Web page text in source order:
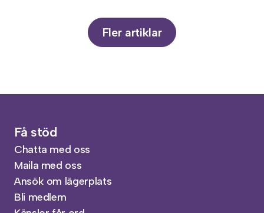
Fler artiklar
Få stöd
Chatta med oss
Maila med oss
Ansök om lägerplats
Bli medlem